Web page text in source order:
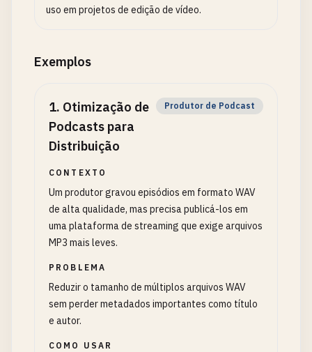
uso em projetos de edição de vídeo.
Exemplos
1. Otimização de
Podcasts para
Distribuição
Produtor de Podcast
CONTEXTO
Um produtor gravou episódios em formato WAV
de alta qualidade, mas precisa publicá-los em
uma plataforma de streaming que exige arquivos
MP3 mais leves.
PROBLEMA
Reduzir o tamanho de múltiplos arquivos WAV
sem perder metadados importantes como título
e autor.
COMO USAR